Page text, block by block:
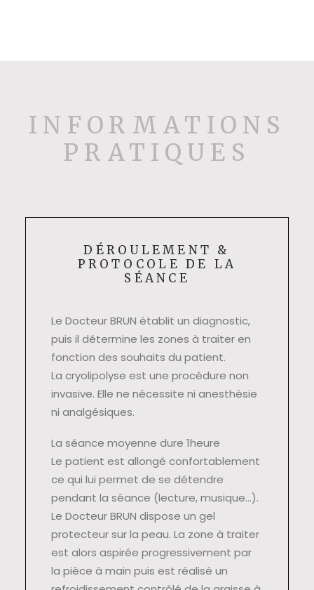
INFORMATIONS
PRATIQUES
DÉROULEMENT &
PROTOCOLE DE LA
SÉANCE
Le Docteur BRUN établit un diagnostic,
puis il détermine les zones à traiter en
fonction des souhaits du patient.
La cryolipolyse est une procédure non
invasive. Elle ne nécessite ni anesthésie
ni analgésiques.
La séance moyenne dure 1heure
Le patient est allongé confortablement
ce qui lui permet de se détendre
pendant la séance (lecture, musique…).
Le Docteur BRUN dispose un gel
protecteur sur la peau. La zone à traiter
est alors aspirée progressivement par
la pièce à main puis est réalisé un